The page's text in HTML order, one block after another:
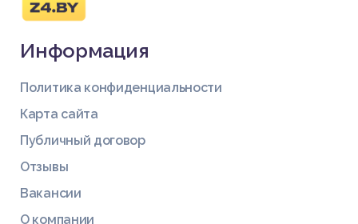
Информация
Политика конфиденциальности
Карта сайта
Публичный договор
Отзывы
Вакансии
О компании